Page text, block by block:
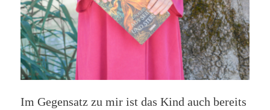
Im Gegensatz zu mir ist das Kind auch bereits